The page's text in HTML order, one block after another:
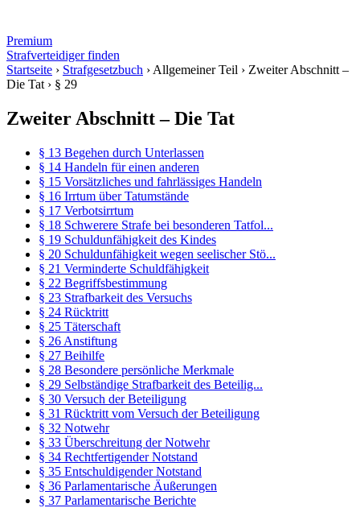
Premium
Strafverteidiger finden
Startseite › Strafgesetzbuch › Allgemeiner Teil › Zweiter Abschnitt –
Die Tat › § 29
Zweiter Abschnitt – Die Tat
§ 13 Begehen durch Unterlassen
§ 14 Handeln für einen anderen
§ 15 Vorsätzliches und fahrlässiges Handeln
§ 16 Irrtum über Tatumstände
§ 17 Verbotsirrtum
§ 18 Schwerere Strafe bei besonderen Tatfol...
§ 19 Schuldunfähigkeit des Kindes
§ 20 Schuldunfähigkeit wegen seelischer Stö...
§ 21 Verminderte Schuldfähigkeit
§ 22 Begriffsbestimmung
§ 23 Strafbarkeit des Versuchs
§ 24 Rücktritt
§ 25 Täterschaft
§ 26 Anstiftung
§ 27 Beihilfe
§ 28 Besondere persönliche Merkmale
§ 29 Selbständige Strafbarkeit des Beteilig...
§ 30 Versuch der Beteiligung
§ 31 Rücktritt vom Versuch der Beteiligung
§ 32 Notwehr
§ 33 Überschreitung der Notwehr
§ 34 Rechtfertigender Notstand
§ 35 Entschuldigender Notstand
§ 36 Parlamentarische Äußerungen
§ 37 Parlamentarische Berichte